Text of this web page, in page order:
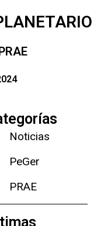
Noticias
PeGer
PRAE